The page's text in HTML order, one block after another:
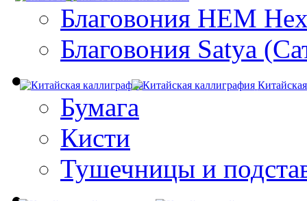
Благовония HEM
Благовония Satya
Бумага
Кисти
Тушечницы и